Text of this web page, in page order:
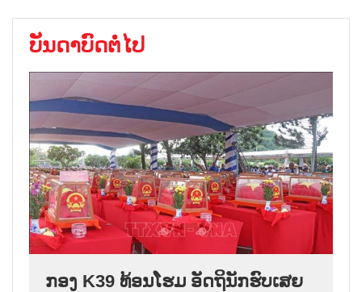
ບັນດາບົດຕໍ່ໄປ
ກອງ K39 ທ້ອນໂຮມ ອັດຖິນັກຮົບເສຍ